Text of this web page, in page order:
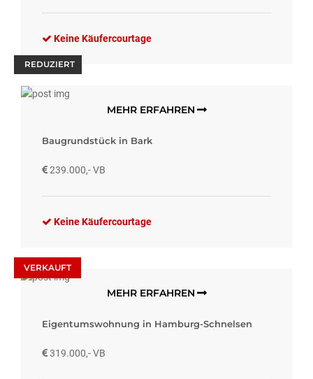
Keine Käufercourtage
REDUZIERT
MEHR ERFAHREN
Baugrundstück in Bark
239.000,- VB
Keine Käufercourtage
VERKAUFT
MEHR ERFAHREN
Eigentumswohnung in Hamburg-Schnelsen
319.000,- VB